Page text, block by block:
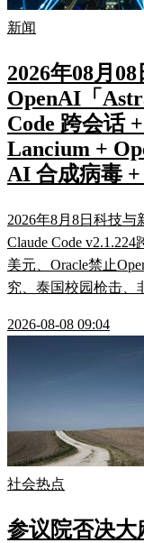
新闻
2026年08月
OpenAI「
Code 跨会话
Lancium +
AI 合成病毒
2026年8月8日科技与
Claude Code
美元、Oracle禁止
究、泰国校园枪击、
2026-08-08 09:04
社会热点
参议院否决大